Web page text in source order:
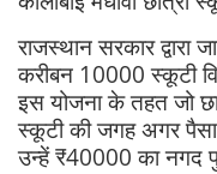
राजस्थान सरकार द्वारा
करीबन 10000 स्कूटी
इस योजना के तहत जो
स्कूटी की जगह अगर
उन्हें ₹40000 का नगद